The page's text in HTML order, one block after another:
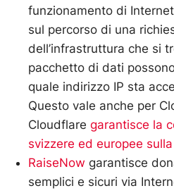
funzionamento di
sul percorso di una
dell’infrastruttura che si
pacchetto di dati
quale indirizzo IP sta
Questo vale anche per
Cloudflare garantisce la
svizzere ed europee
RaiseNow garantisce
semplici e sicuri via